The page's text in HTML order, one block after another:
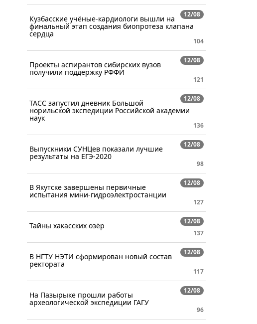
12/08
Кузбасские учёные-кардиологи вышли на
финальный этап создания биопротеза клапана
сердца
104
12/08
Проекты аспирантов сибирских вузов
получили поддержку РФФИ
121
12/08
ТАСС запустил дневник Большой
норильской экспедиции Российской академии
наук
136
12/08
Выпускники СУНЦев показали лучшие
результаты на ЕГЭ-2020
98
12/08
В Якутске завершены первичные
испытания мини-гидроэлектростанции
127
12/08
Тайны хакасских озёр
137
12/08
В НГТУ НЭТИ сформирован новый состав
ректората
117
12/08
На Пазырыке прошли работы
археологической экспедиции ГАГУ
96